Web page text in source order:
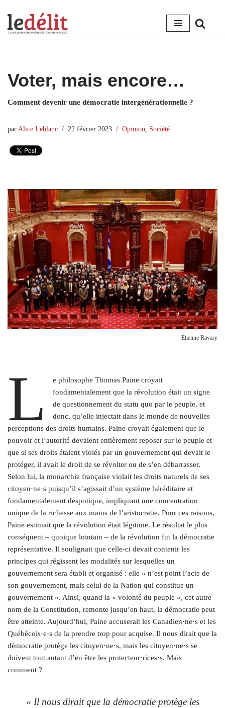
Aller
Voter, mais encore…
Comment devenir une démocratie intergénérationnelle ?
par Alice Leblanc 22 février 2023 Opinion Société
Étienne Ravary
L
e philosophe Thomas Paine croyait
fondamentalement que la révolution était un signe
de questionnement du statu quo par le peuple, et
donc, qu’elle injectait dans le monde de nouvelles
perceptions des droits humains. Paine croyait également que le
pouvoir et l’autorité devaient entièrement reposer sur le peuple et
que si ses droits étaient violés par un gouvernement qui devait le
protéger, il avait le droit de se révolter ou de s’en débarrasser.
Selon lui, la monarchie française violait les droits naturels de ses
citoyen·ne·s puisqu’il s’agissait d’un système héréditaire et
fondamentalement despotique, impliquant une concentration
unique de la richesse aux mains de l’aristocratie. Pour ces raisons,
Paine estimait que la révolution était légitime. Le résultat le plus
conséquent – quoique lointain – de la révolution fut la démocratie
représentative. Il soulignait que celle-ci devait contenir les
principes qui régissent les modalités sur lesquelles un
gouvernement sera établi et organisé : elle « n’est point l’acte de
son gouvernement, mais celui de la Nation qui constitue un
gouvernement ». Ainsi, quand la « volonté du peuple », cet autre
nom de la Constitution, remonte jusqu’en haut, la démocratie peut
être atteinte. Aujourd’hui, Paine accuserait les Canadien·ne·s et les
Québécois·e·s de la prendre trop pour acquise. Il nous dirait que la
démocratie protège les citoyen·ne·s, mais les citoyen·ne·s se
doivent tout autant d’en être les protecteur·rices·s. Mais
comment ?
« Il nous dirait que la démocratie protège les